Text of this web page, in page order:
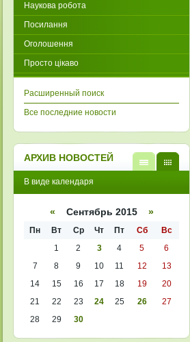
Наукова робота
Посилання
Оголошення
Просто цікаво
Расширенный поиск
Все последние новости
АРХИВ НОВОСТЕЙ
кален
списк
В виде календаря
« Сентябрь 2015 »
Пн Вт Ср Чт Пт Сб
Вс
1
2 3 4 5
6
7
8 9 10 11 12
13
14
15 16 17 18 19
20
21
22 23 24 25 26
27
28
29 30